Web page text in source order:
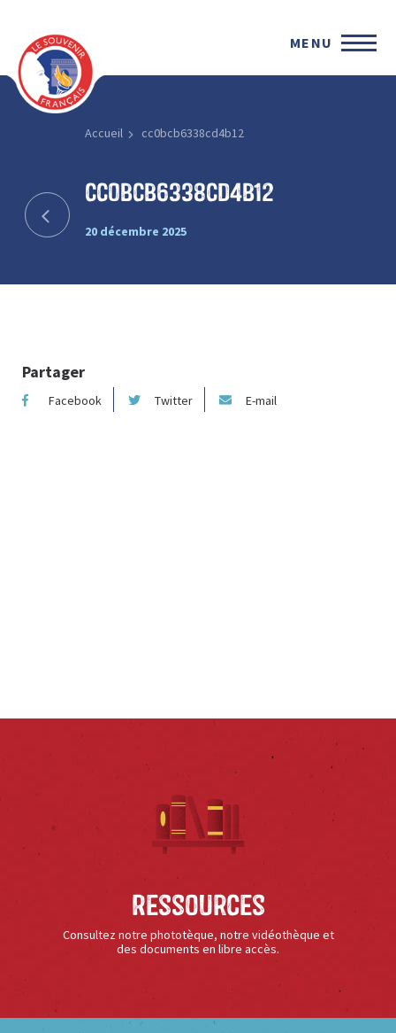
MENU
Accueil cc0bcb6338cd4b12
cc0bcb6338cd4b12
20 décembre 2025
Partager
Facebook Twitter E-mail
Ressources
Consultez notre phototèque, notre vidéothèque et
des documents en libre accès.